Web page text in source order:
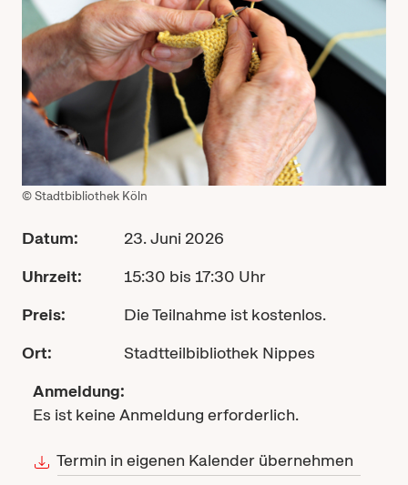
© Stadtbibliothek Köln
Datum:
23. Juni 2026
Uhrzeit:
15:30 bis 17:30 Uhr
Preis:
Die Teilnahme ist kostenlos.
Ort:
Stadtteilbibliothek Nippes
Anmeldung:
Es ist keine Anmeldung erforderlich.
Termin in eigenen Kalender übernehmen